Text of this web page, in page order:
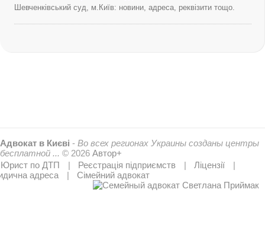
Шевченківський суд, м.Київ: новини, адреса, реквізити тощо.
Адвокат в Києві - Во всех регионах Украины созданы центры
бесплатной ... © 2026 Автор+
Юрист по ДТП
Реєстрація підприємств
Ліцензії
адреса
Сімейний адвокат